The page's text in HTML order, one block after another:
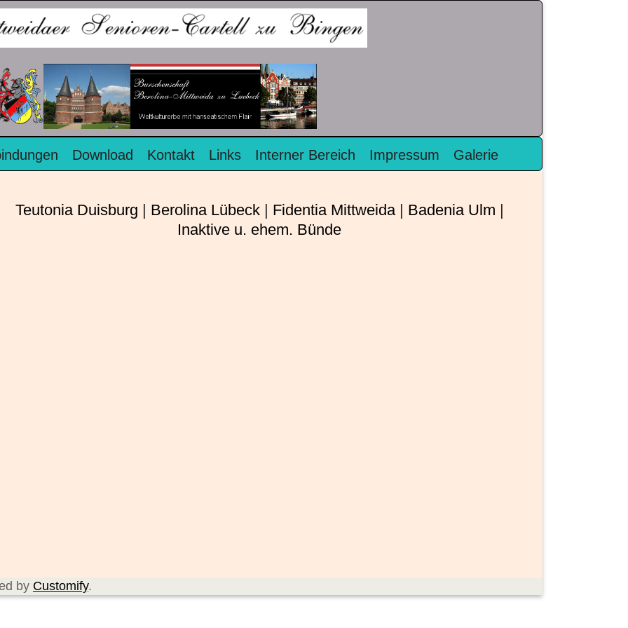
Download Kontakt Links Interner Bereich Impressum Galerie
Teutonia Duisburg | Berolina Lübeck| Fidentia Mittweida| Badenia Ulm |
Inaktive u. ehem. Bünde
by Customify.